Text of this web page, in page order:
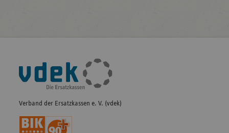
Fußleisten-
Navigation
Verband der Ersatzkassen e. V. (vdek)